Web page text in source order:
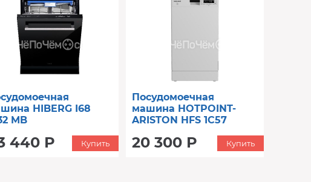
HIBERG I68
MB
440 Р Купить
Посудомоечная
машина HOTPOINT-
ARISTON HFS 1C57
20 300 Р Купить